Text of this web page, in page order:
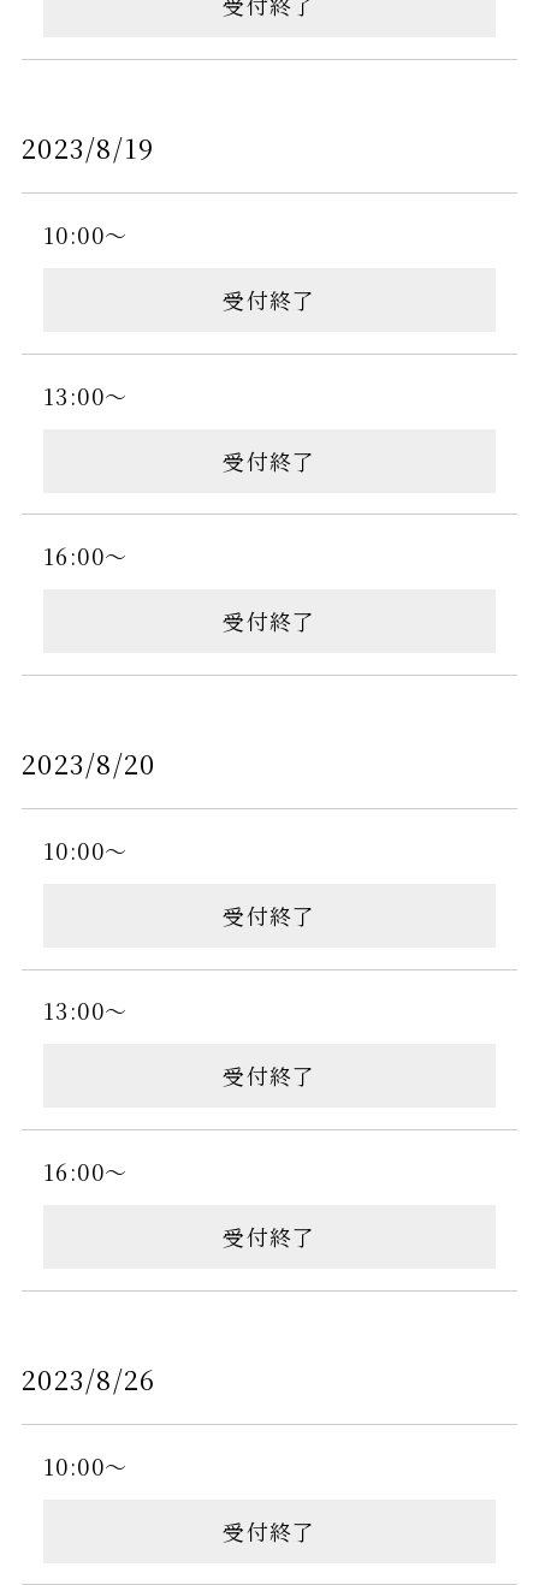
2023/8/19
10:00～
受付終了
13:00～
受付終了
16:00～
受付終了
2023/8/20
10:00～
受付終了
13:00～
受付終了
16:00～
受付終了
2023/8/26
10:00～
受付終了